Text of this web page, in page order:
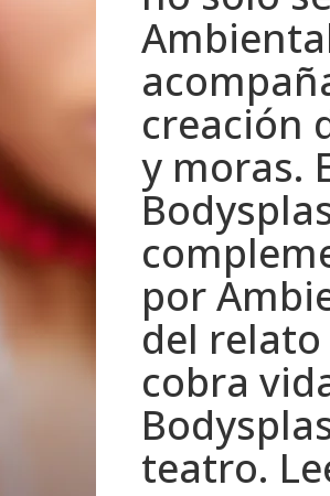
creación
y moras.
por
del relato
cobra
teatro.